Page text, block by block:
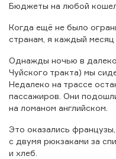
Бюджеты на любой
Когда ещё не было
странам, я каждый месяц
Однажды ночью в
Чуйского тракта) мы
Недалеко на трассе
пассажиров. Они
на ломаном английском.
Это оказались
с двумя рюкзаками за
и хлеб.